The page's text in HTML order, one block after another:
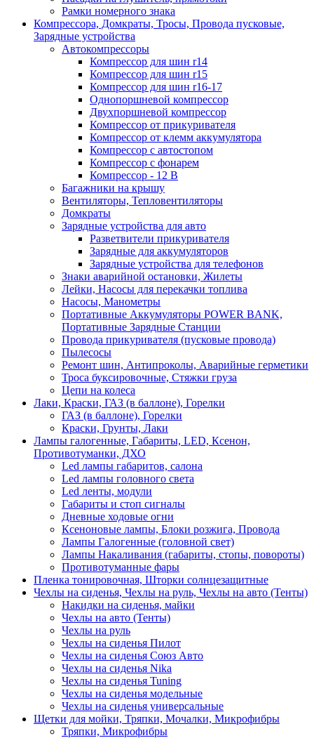
Рамки номерного знака
Компрессора, Домкраты, Тросы, Провода пусковые,
Зарядные устройства
Автокомпрессоры
Компрессор для шин r14
Компрессор для шин r15
Компрессор для шин r16-17
Однопоршневой компрессор
Двухпоршневой компрессор
Компрессор от прикуривателя
Компрессор от клемм аккумулятора
Компрессор с автостопом
Компрессор с фонарем
Компрессор - 12 В
Багажники на крышу
Вентиляторы, Тепловентиляторы
Домкраты
Зарядные устройства для авто
Разветвители прикуривателя
Зарядные для аккумуляторов
Зарядные устройства для телефонов
Знаки аварийной остановки, Жилеты
Лейки, Насосы для перекачки топлива
Насосы, Манометры
Портативные Аккумуляторы POWER BANK,
Портативные Зарядные Станции
Провода прикуривателя (пусковые провода)
Пылесосы
Ремонт шин, Антипроколы, Аварийные герметики
Троса буксировочные, Стяжки груза
Цепи на колеса
Лаки, Краски, ГАЗ (в баллоне), Горелки
ГАЗ (в баллоне), Горелки
Краски, Грунты, Лаки
Лампы галогенные, Габариты, LED, Ксенон,
Противотуманки, ДХО
Led лампы габаритов, салона
Led лампы головного света
Led ленты, модули
Габариты и стоп сигналы
Дневные ходовые огни
Ксеноновые лампы, Блоки розжига, Провода
Лампы Галогенные (головной свет)
Лампы Накаливания (габариты, стопы, повороты)
Противотуманные фары
Пленка тонировочная, Шторки солнцезащитные
Чехлы на сиденья, Чехлы на руль, Чехлы на авто (Тенты)
Накидки на сиденья, майки
Чехлы на авто (Тенты)
Чехлы на руль
Чехлы на сиденья Пилот
Чехлы на сиденья Союз Авто
Чехлы на сиденья Nika
Чехлы на сиденья Tuning
Чехлы на сиденья модельные
Чехлы на сиденья универсальные
Щетки для мойки, Тряпки, Мочалки, Микрофибры
Тряпки, Микрофибры